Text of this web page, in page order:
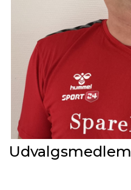
Udvalgsmedlem